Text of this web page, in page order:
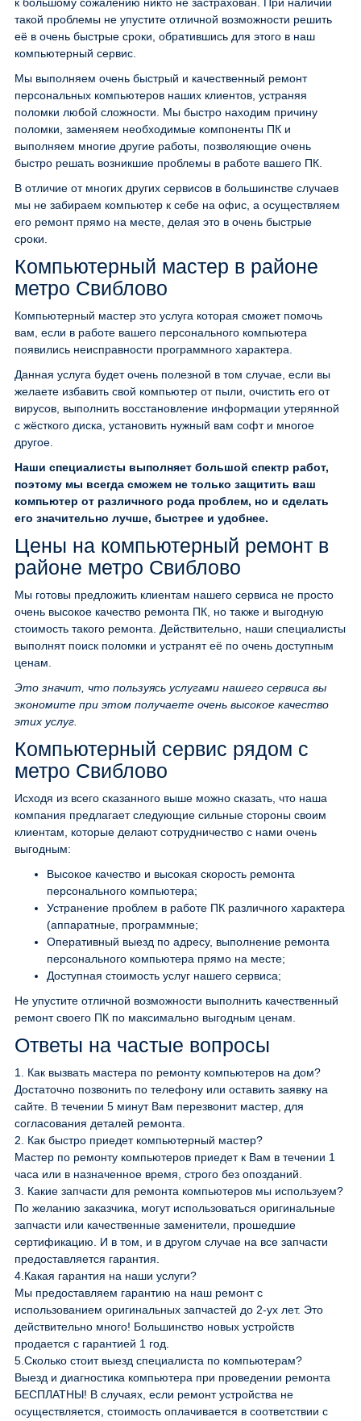
такой проблемы не упустите отличной возможности решить
её в очень быстрые сроки, обратившись для этого в наш
компьютерный сервис.
Мы выполняем очень быстрый и качественный ремонт
персональных компьютеров наших клиентов, устраняя
поломки любой сложности. Мы быстро находим причину
поломки, заменяем необходимые компоненты ПК и
выполняем многие другие работы, позволяющие очень
быстро решать возникшие проблемы в работе вашего ПК.
В отличие от многих других сервисов в большинстве случаев
мы не забираем компьютер к себе на офис, а осуществляем
его ремонт прямо на месте, делая это в очень быстрые
сроки.
Компьютерный мастер в районе
метро Свиблово
Компьютерный мастер это услуга которая сможет помочь
вам, если в работе вашего персонального компьютера
появились неисправности программного характера.
Данная услуга будет очень полезной в том случае, если вы
желаете избавить свой компьютер от пыли, очистить его от
вирусов, выполнить восстановление информации утерянной
с жёсткого диска, установить нужный вам софт и многое
другое.
Наши специалисты выполняет большой спектр работ,
поэтому мы всегда сможем не только защитить ваш
компьютер от различного рода проблем, но и сделать
его значительно лучше, быстрее и удобнее.
Цены на компьютерный ремонт в
районе метро Свиблово
Мы готовы предложить клиентам нашего сервиса не просто
очень высокое качество ремонта ПК, но также и выгодную
стоимость такого ремонта. Действительно, наши специалисты
выполнят поиск поломки и устранят её по очень доступным
ценам.
Это значит, что пользуясь услугами нашего сервиса вы
экономите при этом получаете очень высокое качество
этих услуг.
Компьютерный сервис рядом с
метро Свиблово
Исходя из всего сказанного выше можно сказать, что наша
компания предлагает следующие сильные стороны своим
клиентам, которые делают сотрудничество с нами очень
выгодным:
Высокое качество и высокая скорость ремонта
персонального компьютера;
Устранение проблем в работе ПК различного характера
(аппаратные, программные;
Оперативный выезд по адресу, выполнение ремонта
персонального компьютера прямо на месте;
Доступная стоимость услуг нашего сервиса;
Не упустите отличной возможности выполнить качественный
ремонт своего ПК по максимально выгодным ценам.
Ответы на частые вопросы
1.
Как вызвать мастера по ремонту компьютеров на дом?
Достаточно позвонить по телефону или оставить заявку на
сайте. В течении 5 минут Вам перезвонит мастер, для
согласования деталей ремонта.
2.
Как быстро приедет компьютерный мастер?
Мастер по ремонту компьютеров приедет к Вам в течении 1
часа или в назначенное время, строго без опозданий.
3.
Какие запчасти для ремонта компьютеров мы используем?
По желанию заказчика, могут использоваться оригинальные
запчасти или качественные заменители, прошедшие
сертификацию. И в том, и в другом случае на все запчасти
предоставляется гарантия.
4. Какая гарантия на наши услуги?
Мы предоставляем гарантию на наш ремонт с
использованием оригинальных запчастей до 2-ух лет. Это
действительно много! Большинство новых устройств
продается с гарантией 1 год.
5. Сколько стоит выезд специалиста по компьютерам?
Выезд и диагностика компьютера при проведении ремонта
БЕСПЛАТНЫ! В случаях, если ремонт устройства не
осуществляется, стоимость оплачивается в соответствии с